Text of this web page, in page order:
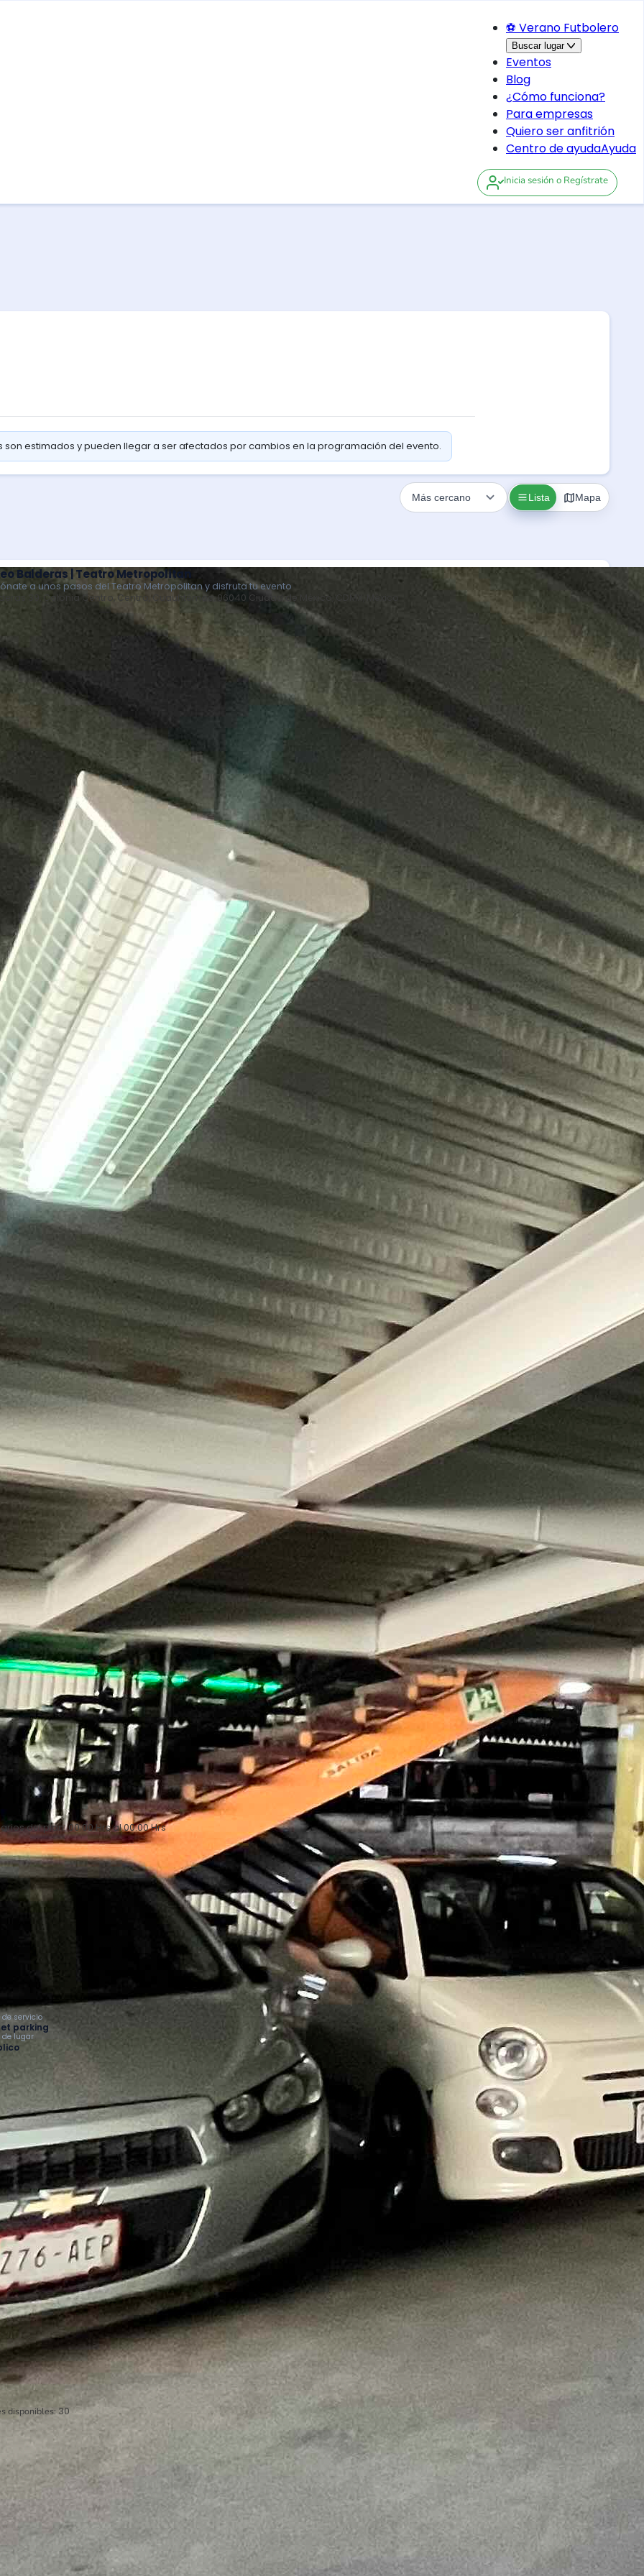
⚽ Verano Futbolero
Buscar lugar
Eventos
Blog
¿Cómo funciona?
Para empresas
Quiero ser anfitrión
Centro de ayudaAyuda
Inicia sesión o Regístrate
son estimados y pueden llegar a ser afectados por cambios en la programación del evento.
Lista Mapa
Balderas | Teatro Metropolitan
a unos pasos del Teatro Metropolitan y disfruta tu evento
39, Colonia Centro, Centro, Cuauhtémoc, 06040 Ciudad de México, CDMX, México
del plan: 00:00 Hrs al 00:00 Hrs
disponibles:30
de servicio
parking
de lugar